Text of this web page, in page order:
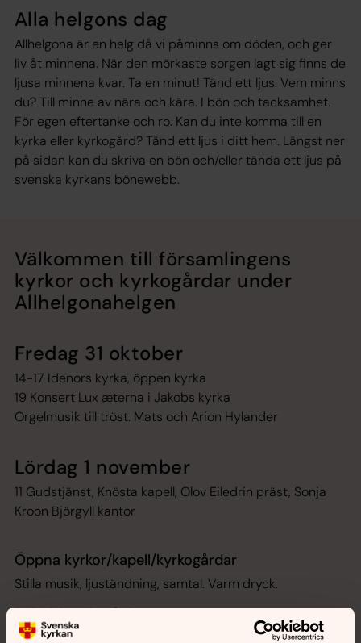
Alla helgons dag
Allhelgona är en helg då vi påminns om döden, och ger
liv åt minnena. När den mörkaste sorgen lagt sig finns de
ljusa minnena kvar. Ta en minut! Tänd ett ljus. Vem minns
du? Till minne av nära och kära. I bön och tacksamhet.
För egen eftertanke och ro. Kan du inte komma till en
kyrka eller kyrkogård? Tänd ett ljus i ditt hem. Längst ner
på sidan kan du skriva en bön och/eller tända ett ljus på
svenska kyrkans bönewebb.
Välkommen till församlingens
kyrkor och kyrkogårdar under
Allhelgonahelgen
Fredag 31 oktober
14-17 Idenors kyrka, öppen kyrka
19 Konsert Lux æterna i Jakobs kyrka
Orgelmusik till tröst. Mats och Arion Hylander
Lördag 1 november
11 Gudstjänst, Knösta kapell, Olov Eiledrin präst, Sonja
Kroon Björgyll kantor
Öppna kyrkor/kapell/kyrkogårdar
Stilla musik, ljuständning, samtal. Varm dryck.
Sofiedals griftegård
Kapellet och expeditionen öppna 12-17.